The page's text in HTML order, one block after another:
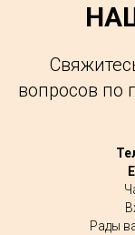
вопросов по
Рады